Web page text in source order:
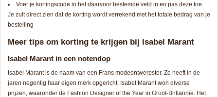
Voer je kortingscode in het daarvoor bestemde veld in en pas deze toe.
Je zult direct zien dat de korting wordt verrekend met het totale bedrag van je
bestelling
Meer tips om korting te krijgen bij Isabel Marant
Isabel Marant in een notendop
Isabel Marant is de naam van een Frans modeontwerpster. Ze heeft in de
jaren negentig haar eigen merk opgericht. Isabel Marant won diverse
prijzen, waaronder de Fashion Designer of the Year in Groot-Brittannië. Het